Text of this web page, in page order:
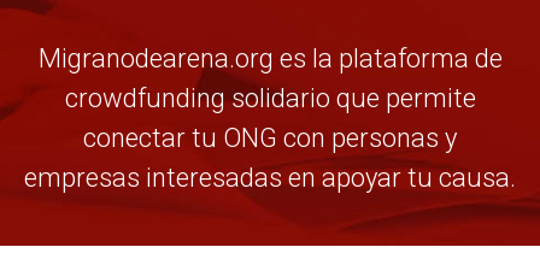
Migranodearena.org es la plataforma de
crowdfunding solidario que permite
conectar tu ONG con personas y
empresas interesadas en apoyar tu causa.